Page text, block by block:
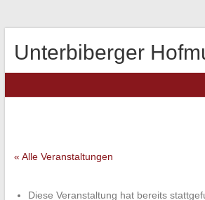
Unterbiberger
« Alle Veranstaltungen
Diese Veranstaltung hat bereits